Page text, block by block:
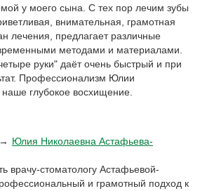
у моего сына. С тех пор лечим зубы
внимательная, грамотная
лечения, предлагает различные
методами и материалами.
руки" даёт очень быстрый и при
Профессионализм Юлии
глубокое восхищение.
Юлия Николаевна Астафьева-
врачу-стоматологу Астафьевой-
и грамотный подход к